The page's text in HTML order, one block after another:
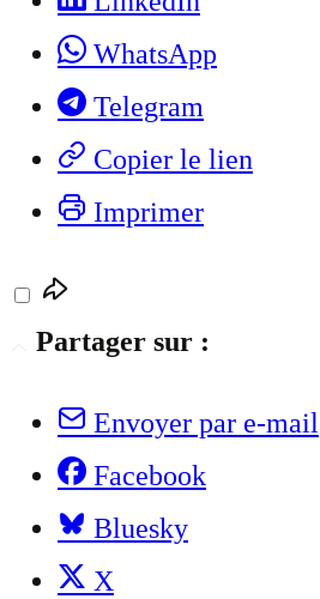
WhatsApp
Telegram
Copier le lien
Imprimer
Partager sur :
Envoyer par e-mail
Facebook
Bluesky
X